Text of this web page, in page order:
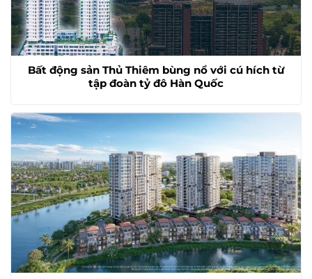
Bất động sản Thủ Thiêm bùng nổ với cú hích từ
tập đoàn tỷ đô Hàn Quốc